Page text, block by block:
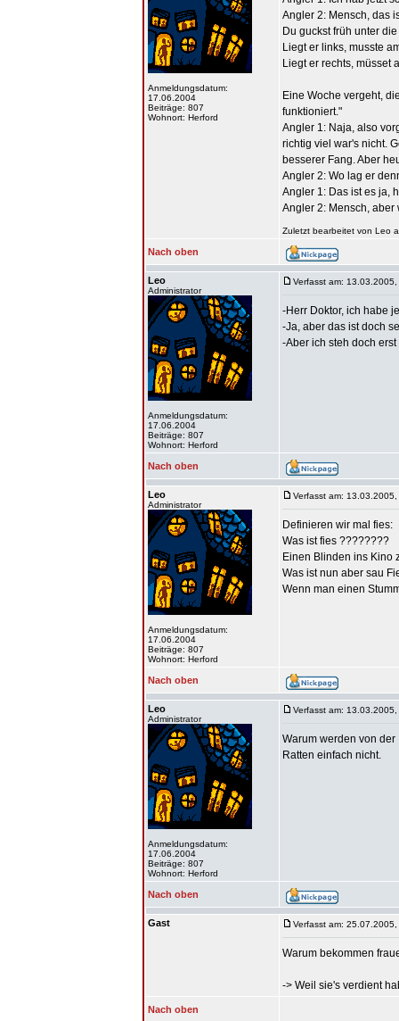
Anmeldungsdatum:
17.06.2004
Beiträge: 807
Wohnort: Herford
Angler 2: Mensch, das
Du guckst früh unter
Liegt er links, musste
Liegt er rechts, müsset
Eine Woche vergeht,
funktioniert."
Angler 1: Naja, also
richtig viel war's nicht.
besserer Fang. Aber
Angler 2: Wo lag er
Angler 1: Das ist es ja,
Angler 2: Mensch, aber
Zuletzt bearbeitet von Leo
Nach oben
Leo
Administrator
Anmeldungsdatum:
17.06.2004
Beiträge: 807
Wohnort: Herford
Verfasst am:
-Herr Doktor, ich habe
-Ja, aber das ist doch
-Aber ich steh doch
Nach oben
Leo
Administrator
Anmeldungsdatum:
17.06.2004
Beiträge: 807
Wohnort: Herford
Verfasst am:
Definieren wir mal fies:
Was ist fies ????????
Einen Blinden ins Kino
Was ist nun aber sau
Wenn man einen
Nach oben
Leo
Administrator
Anmeldungsdatum:
17.06.2004
Beiträge: 807
Wohnort: Herford
Verfasst am:
Warum werden von
Ratten einfach nicht.
Nach oben
Gast Verfasst am:
Warum bekommen
-> Weil sie's verdient
Nach oben